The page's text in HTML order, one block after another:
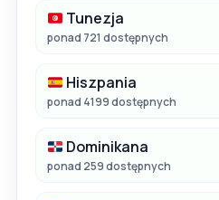
Tunezja
ponad 721 dostępnych
Hiszpania
ponad 4199 dostępnych
Dominikana
ponad 259 dostępnych